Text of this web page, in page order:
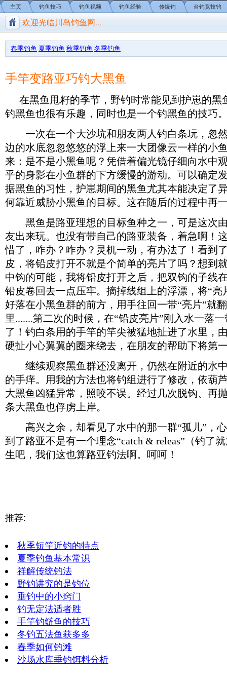
欢迎光临川岛钓鱼网...
主页 钓鱼技巧 钓鱼视频 钓鱼经验 传统钓 台钓竞技钓
春季钓鱼 夏季钓鱼 秋季钓鱼 冬季钓鱼
手竿变路亚巧钓大黑鱼
在黑鱼甩籽的季节，野钓时常能见到护崽的黑
钓黑鱼也很有乐趣，同时也是一个钓黑鱼的技巧
一次在一个大沙坑和朋友两人钓白条玩，忽
边的水底忽忽悠悠的浮上来一大团像云一样的小
来：是不是小黑鱼呢？凭借着偏光镜仔细向水中
乎的身影在小鱼群的下方缓慢的游动。可以确定
据黑鱼的习性，护崽期间的黑鱼尤其本能决定了
何靠近威胁小黑鱼的目标。这在随后的过程中再
黑鱼是路亚理想的目标鱼种之一，可是这次
友出来玩。也没有带自己的路亚装备，着急啊！
惜了，咋办？咋办？灵机一动，有办法了！看到
皮，将铅皮打开不就是个简单的亮片了吗？想到
中钩的可能，我将铅皮打开之后，把双钩的子线
铅皮卷回去一点压牢。摘掉线组上的浮漂，将“亮
好落在小黑鱼群的前方，用手往回一带“亮片”就
里.......第二次的时候，在“铅皮亮片”刚入水一落
了！钓白条用的手竿的竿尖被猛地扯进了水里，
硬扯小心翼翼的圈来绕去，在朋友的帮助下将第
继续观察黑鱼群还没离开，仍然在附近的水
的手痒。用我的方法也将钓组进行了修改，依葫
大黑鱼凶猛异常，照咬不误。经过几次脱钩、再
条大黑鱼也俘虏上岸。
高兴之余，却看见了水中的那一群“孤儿”，
到了路亚不是有一个理念“catch & releas”（钓了
生吧，我们这也算路亚钓法啊。呵呵！
推荐:
秋季短竿近钓的特点
夏季钓鱼基本常识
祥解传统钓法
野钓讲究的是钓位
垂钓中的小窍门
钓无定法适者胜
手竿钓鲢鱼的技巧
冬钓五法鱼获多多
春季如何钓滩
沙场水库垂钓饵料分析